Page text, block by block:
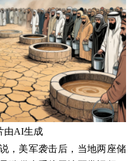
由AI生成
，美军袭击后，当地两座储